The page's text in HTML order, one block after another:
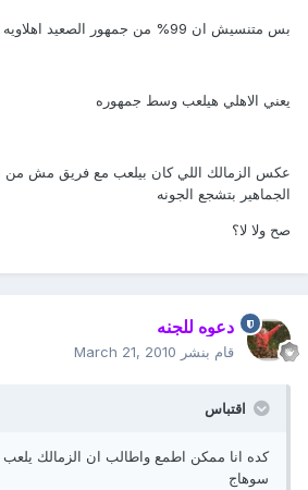
بس متنسيش ان 99% من جمهور الصعيد اهلاويه
يعني الاهلي هيلعب وسط جمهوره
عكس الزمالك اللي كان بيلعب مع فريق مش من
الجماهير بتشجع الجونه
صح ولا لا؟
دعوه للجنه
قام بنشر March 21, 2010
اقتباس
كده انا ممكن اطمع واطالب ان الزمالك يلعب
سوهاج